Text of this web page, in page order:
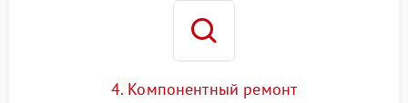
4. Компонентный ремонт